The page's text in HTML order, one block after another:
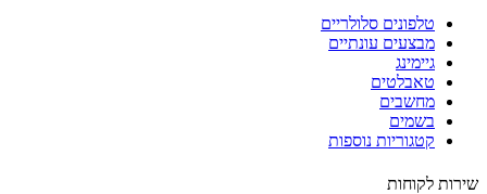
טלפונים סלולריים
מבצעים עונתיים
גיימינג
טאבלטים
מחשבים
בשמים
קטגוריות נוספות
לקוחות